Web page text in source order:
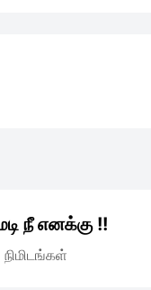
நீ எனக்கு !!
நிமிடங்கள்